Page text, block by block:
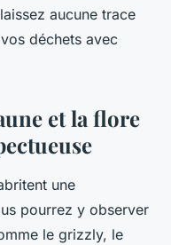
aucune trace
déchets avec
et la flore
une
pourrez y observer
le grizzly, le